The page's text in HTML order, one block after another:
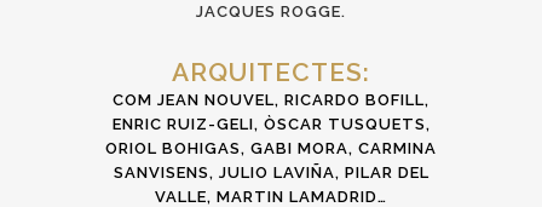
JACQUES ROGGE.
ARQUITECTES:
COM JEAN NOUVEL, RICARDO BOFILL,
ENRIC RUIZ-GELI, ÒSCAR TUSQUETS,
ORIOL BOHIGAS, GABI MORA, CARMINA
SANVISENS, JULIO LAVIÑA, PILAR DEL
VALLE, MARTIN LAMADRID…